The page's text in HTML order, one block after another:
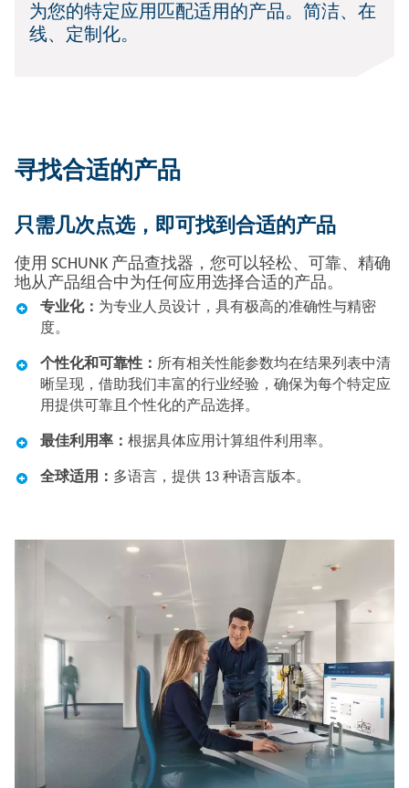
为您的特定应用匹配适用的产品。简洁、在
线、定制化。
寻找合适的产品
只需几次点选，即可找到合适的产品​
使用 SCHUNK 产品查找器，您可以轻松、可靠、精确
地从产品组合中为任何应用选择合适的产品。
专业化： 为专业人员设计，具有极高的准确性与精密
度。
个性化和可靠性： 所有相关性能参数均在结果列表中清
晰呈现，借助我们丰富的行业经验，确保为每个特定应
用提供可靠且个性化的产品选择。
最佳利用率： 根据具体应用计算组件利用率。
全球适用： 多语言，提供 13 种语言版本。